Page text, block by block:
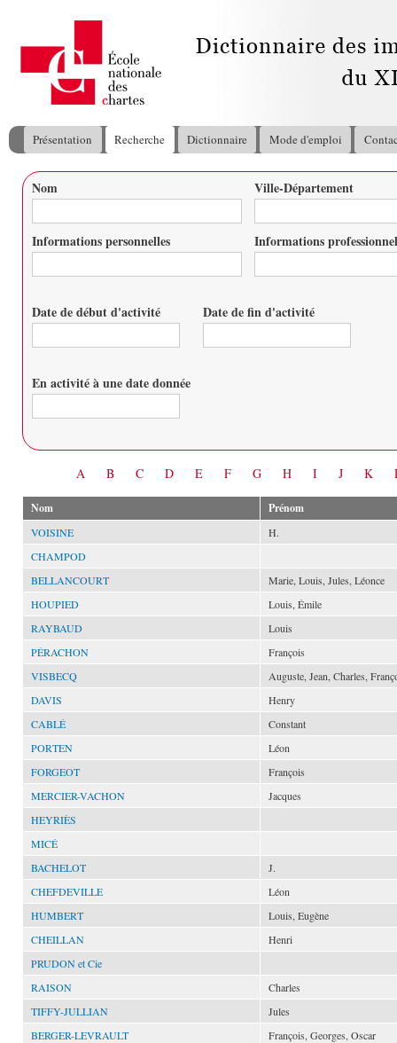
Menu principal
Présentation Recherche Dictionnaire Mode d'emploi
Vous êtes ici
Nom Ville-Département
Informations personnelles Informations
Date de début d'activité Date de fin d'activité
En activité à une date donnée
A B C D E F G H I J K
Nom Prénom
VOISINE
H.
CHAMPOD
BELLANCOURT
Marie, Louis, Jules, Léonce
HOUPIED
Louis, Émile
RAYBAUD
Louis
PÉRACHON
François
VISBECQ
Auguste, Jean, Charles,
DAVIS
Henry
CABLÉ
Constant
PORTEN
Léon
FORGEOT
François
MERCIER-VACHON
Jacques
HEYRIÈS
MICÉ
BACHELOT
J.
CHEFDEVILLE
Léon
HUMBERT
Louis, Eugène
CHEILLAN
Henri
PRUDON et Cie
RAISON
Charles
TIFFY-JULLIAN
Jules
BERGER-LEVRAULT
François, Georges, Oscar